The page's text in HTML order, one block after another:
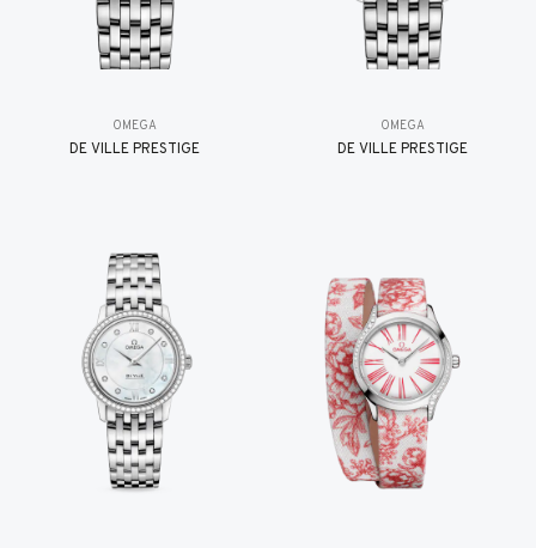
OMEGA
DE VILLE PRESTIGE
OMEGA
DE VILLE PRESTIGE